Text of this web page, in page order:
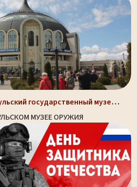
Тульский государственный музей оружия, здание-шлем...
МУЗЕЕ ОРУЖИЯ